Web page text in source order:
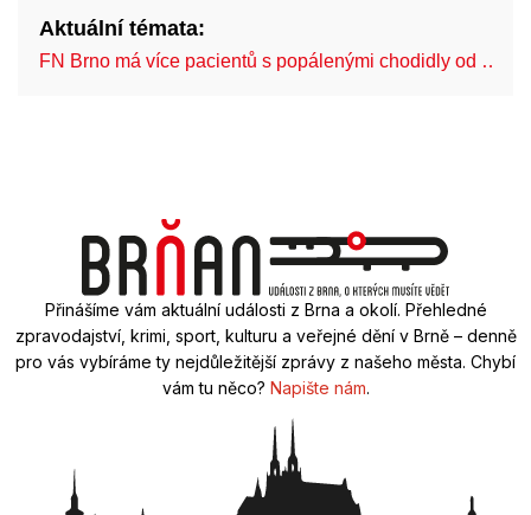
Aktuální témata:
FN Brno má více pacientů s popálenými chodidly od …
Přinášíme vám aktuální události z Brna a okolí. Přehledné
zpravodajství, krimi, sport, kulturu a veřejné dění v Brně – denně
pro vás vybíráme ty nejdůležitější zprávy z našeho města. Chybí
vám tu něco? Napište nám.